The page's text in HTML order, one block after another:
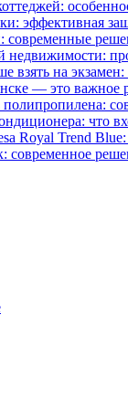
эффективная
современные
недвижимости:
взять на
— это важное
полипропилена:
что
Royal Trend